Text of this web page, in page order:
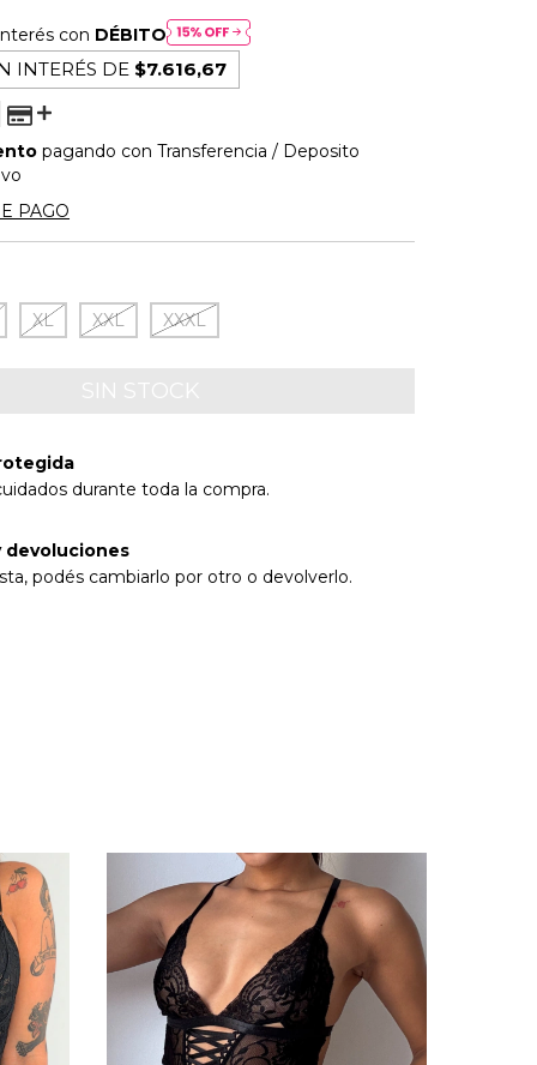
con DÉBITO
INTERÉS DE $7.616,67
pagando con Transferencia / Deposito
PAGO
XL XXL XXXL
durante toda la compra.
devoluciones
podés cambiarlo por otro o devolverlo.